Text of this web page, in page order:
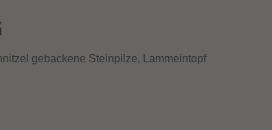
gebackene Steinpilze, Lammeintopf